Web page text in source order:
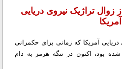
زوال تراژیک نیروی دریایی
آمریکا
دریایی آمریکا که زمانی برای حکمرانی
بود، اکنون در تنگه هرمز به دام